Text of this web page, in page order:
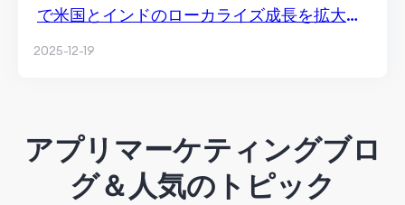
で米国とインドのローカライズ成長を拡大し
2025-12-19
アプリマーケティングブロ
グ＆人気のトピック